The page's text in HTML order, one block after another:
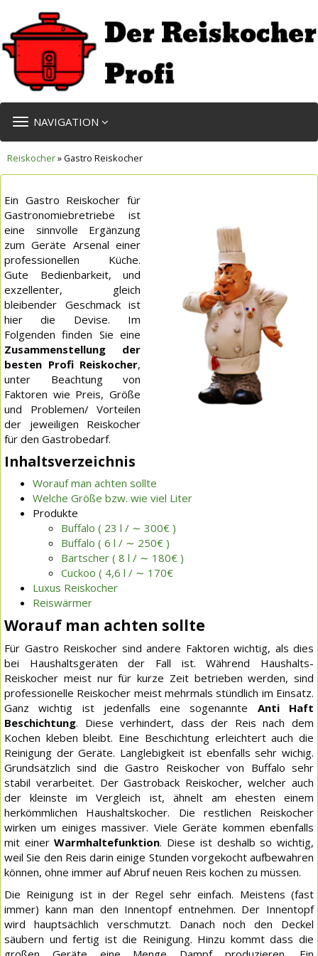
TOGGLE
NAVIGATION
Reiskocher» Gastro Reiskocher
Ein Gastro Reiskocher für
Gastronomiebretriebe ist
eine sinnvolle Ergänzung
zum Geräte Arsenal einer
professionellen Küche.
Gute Bedienbarkeit, und
exzellenter, gleich
bleibender Geschmack ist
hier die Devise. Im
Folgenden finden Sie eine
Zusammenstellung der
besten Profi Reiskocher,
unter Beachtung von
Faktoren wie Preis, Größe
und Problemen/ Vorteilen
der jeweiligen Reiskocher
für den Gastrobedarf.
Inhaltsverzeichnis
Worauf man achten sollte
Welche Größe bzw. wie viel Liter
Produkte
Buffalo ( 23 l / ∼ 300€ )
Buffalo ( 6 l / ∼ 250€ )
Bartscher ( 8 l / ∼ 180€ )
Cuckoo ( 4,6 l / ∼ 170€
Luxus Reiskocher
Reiswärmer
Worauf man achten sollte
Für Gastro Reiskocher sind andere Faktoren wichtig, als dies
bei Haushaltsgeräten der Fall ist. Während Haushalts-
Reiskocher meist nur für kurze Zeit betrieben werden, sind
professionelle Reiskocher meist mehrmals stündlich im Einsatz.
Ganz wichtig ist jedenfalls eine sogenannte Anti Haft
Beschichtung. Diese verhindert, dass der Reis nach dem
Kochen kleben bleibt. Eine Beschichtung erleichtert auch die
Reinigung der Geräte. Langlebigkeit ist ebenfalls sehr wichig.
Grundsätzlich sind die Gastro Reiskocher von Buffalo sehr
stabil verarbeitet. Der Gastroback Reiskocher, welcher auch
der kleinste im Vergleich ist, ähnelt am ehesten einem
herkömmlichen Haushaltskocher. Die restlichen Reiskocher
wirken um einiges massiver. Viele Geräte kommen ebenfalls
mit einerWarmhaltefunktion. Diese ist deshalb so wichtig,
weil Sie den Reis darin einige Stunden vorgekocht aufbewahren
können, ohne immer auf Abruf neuen Reis kochen zu müssen.
Die Reinigung ist in der Regel sehr einfach. Meistens (fast
immer) kann man den Innentopf entnehmen. Der Innentopf
wird hauptsächlich verschmutzt. Danach noch den Deckel
säubern und fertig ist die Reinigung. Hinzu kommt dass die